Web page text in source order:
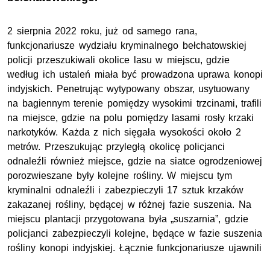
2 sierpnia 2022 roku, już od samego rana,
funkcjonariusze wydziału kryminalnego bełchatowskiej
policji przeszukiwali okolice lasu w miejscu, gdzie
według ich ustaleń miała być prowadzona uprawa konopi
indyjskich. Penetrując wytypowany obszar, usytuowany
na bagiennym terenie pomiędzy wysokimi trzcinami, trafili
na miejsce, gdzie na polu pomiędzy lasami rosły krzaki
narkotyków. Każda z nich sięgała wysokości około 2
metrów. Przeszukując przyległą okolicę policjanci
odnaleźli również miejsce, gdzie na siatce ogrodzeniowej
porozwieszane były kolejne rośliny. W miejscu tym
kryminalni odnaleźli i zabezpieczyli 17 sztuk krzaków
zakazanej rośliny, będącej w różnej fazie suszenia. Na
miejscu plantacji przygotowana była „suszarnia”, gdzie
policjanci zabezpieczyli kolejne, będące w fazie suszenia
rośliny konopi indyjskiej. Łącznie funkcjonariusze ujawnili